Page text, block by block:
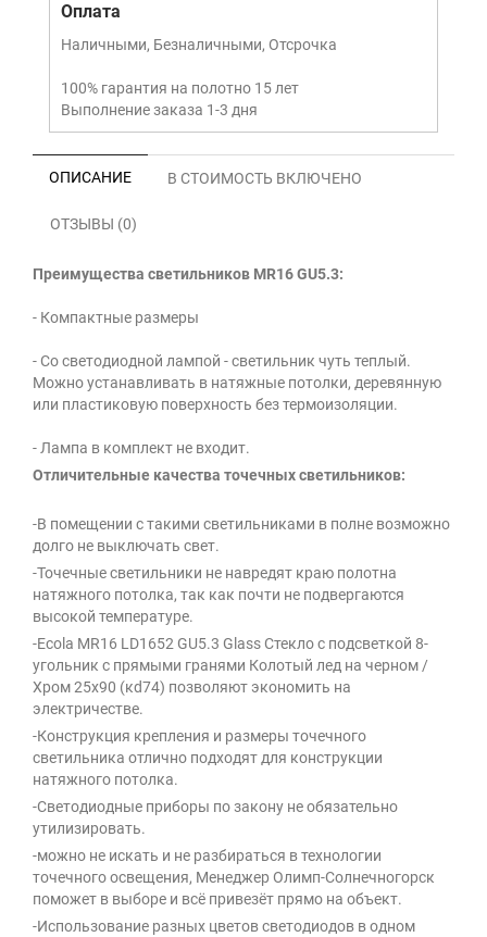
Оплата
Наличными, Безналичными, Отсрочка
100% гарантия на полотно 15 лет
Выполнение заказа 1-3 дня
ОПИСАНИЕ В СТОИМОСТЬ ВКЛЮЧЕНО
ОТЗЫВЫ (0)
Преимущества светильников MR16 GU5.3:
- Компактные размеры
- Со светодиодной лампой - светильник чуть теплый.
Можно устанавливать в натяжные потолки, деревянную
или пластиковую поверхность без термоизоляции.
- Лампа в комплект не входит.
Отличительные качества точечных светильников:
-В помещении с такими светильниками в полне возможно
долго не выключать свет.
-Точечные светильники не навредят краю полотна
натяжного потолка, так как почти не подвергаются
высокой температуре.
-Ecola MR16 LD1652 GU5.3 Glass Стекло с подсветкой 8-
угольник с прямыми гранями Колотый лед на черном /
Хром 25x90 (кd74) позволяют экономить на
электричестве.
-Конструкция крепления и размеры точечного
светильника отлично подходят для конструкции
натяжного потолка.
-Светодиодные приборы по закону не обязательно
утилизировать.
-можно не искать и не разбираться в технологии
точечного освещения, Менеджер Олимп-Солнечногорск
поможет в выборе и всё привезёт прямо на объект.
-Использование разных цветов светодиодов в одном